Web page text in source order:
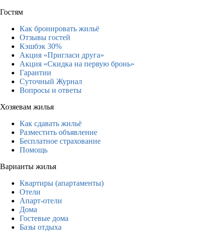
Гостям
Как бронировать жильё
Отзывы гостей
Кэшбэк 30%
Акция «Пригласи друга»
Акция «Скидка на первую бронь»
Гарантии
Суточный Журнал
Вопросы и ответы
Хозяевам жилья
Как сдавать жильё
Разместить объявление
Бесплатное страхование
Помощь
Варианты жилья
Квартиры (апартаменты)
Отели
Апарт-отели
Дома
Гостевые дома
Базы отдыха